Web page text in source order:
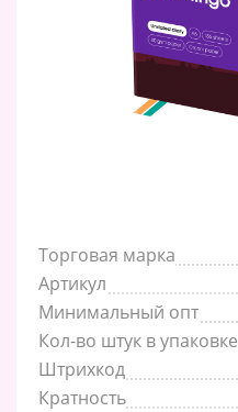
Торговая марка
Артикул
Минимальный опт
Кол-во штук в упаковке
Штрихкод
Кратность